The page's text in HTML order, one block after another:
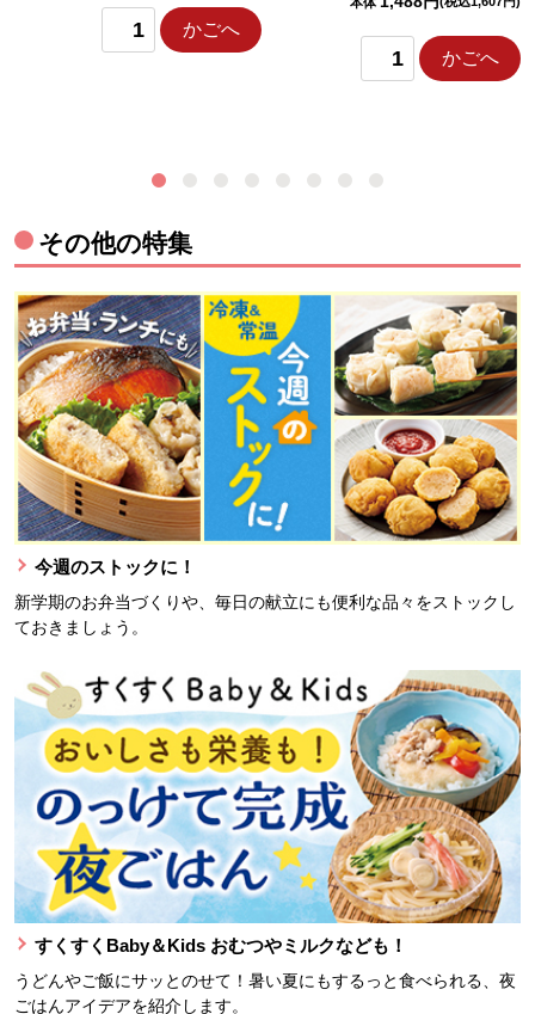
かごへ
かごへ
その他の特集
今週のストックに！
新学期のお弁当づくりや、毎日の献立にも便利な品々をストックし
ておきましょう。
すくすくBaby＆Kids おむつやミルクなども！
うどんやご飯にサッとのせて！暑い夏にもするっと食べられる、夜
ごはんアイデアを紹介します。